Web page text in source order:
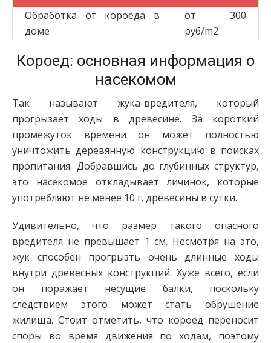
Обработка от короеда в
доме
от 300
руб/m2
Короед: основная информация о
насекомом
Так называют жука-вредителя, который
прогрызает ходы в древесине. За короткий
промежуток времени он может полностью
уничтожить деревянную конструкцию в поисках
пропитания. Добравшись до глубинных структур,
это насекомое откладывает личинок, которые
употребляют не менее 10 г. древесины в сутки.
Удивительно, что размер такого опасного
вредителя не превышает 1 см. Несмотря на это,
жук способен прогрызть очень длинные ходы
внутри древесных конструкций. Хуже всего, если
он поражает несущие балки, поскольку
следствием этого может стать обрушение
жилища. Стоит отметить, что короед переносит
споры во время движения по ходам, поэтому